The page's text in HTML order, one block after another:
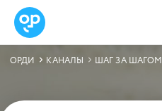
ОРДИ КАНАЛЫ ШАГ ЗА ШАГОМ